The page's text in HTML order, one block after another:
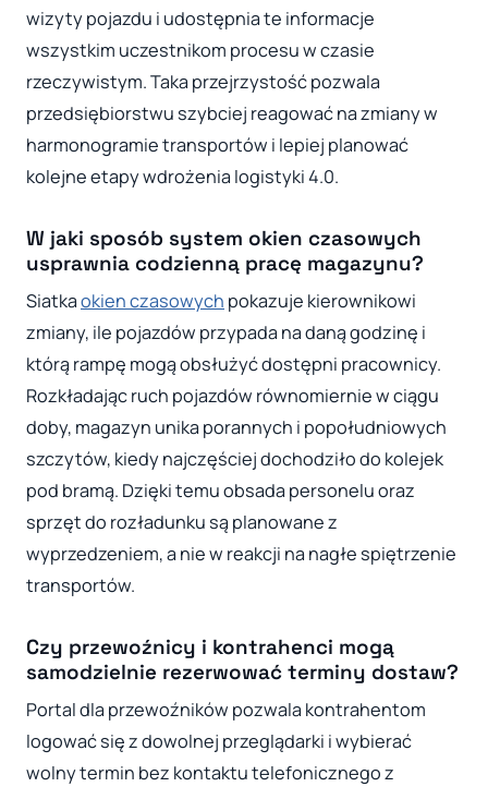
wizyty pojazdu i udostępnia te informacje
wszystkim uczestnikom procesu w czasie
rzeczywistym. Taka przejrzystość pozwala
przedsiębiorstwu szybciej reagować na zmiany w
harmonogramie transportów i lepiej planować
kolejne etapy wdrożenia logistyki 4.0.
W jaki sposób system okien czasowych
usprawnia codzienną pracę magazynu?
Siatkaokien czasowych pokazuje kierownikowi
zmiany, ile pojazdów przypada na daną godzinę i
którą rampę mogą obsłużyć dostępni pracownicy.
Rozkładając ruch pojazdów równomiernie w ciągu
doby, magazyn unika porannych i popołudniowych
szczytów, kiedy najczęściej dochodziło do kolejek
pod bramą. Dzięki temu obsada personelu oraz
sprzęt do rozładunku są planowane z
wyprzedzeniem, a nie w reakcji na nagłe spiętrzenie
transportów.
Czy przewoźnicy i kontrahenci mogą
samodzielnie rezerwować terminy dostaw?
Portal dla przewoźników pozwala kontrahentom
logować się z dowolnej przeglądarki i wybierać
wolny termin bez kontaktu telefonicznego z